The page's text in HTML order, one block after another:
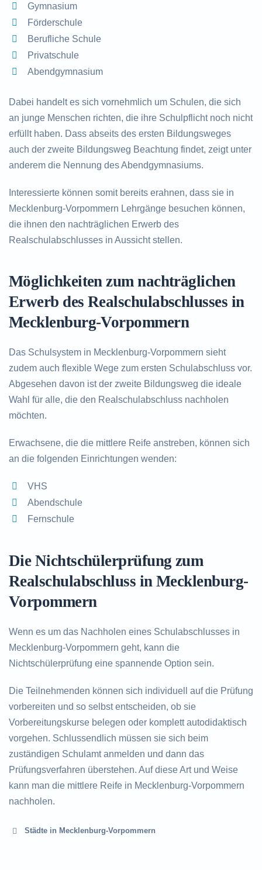
Gymnasium
Förderschule
Berufliche Schule
Privatschule
Abendgymnasium
Dabei handelt es sich vornehmlich um Schulen, die sich
an junge Menschen richten, die ihre Schulpflicht noch nicht
erfüllt haben. Dass abseits des ersten Bildungsweges
auch der zweite Bildungsweg Beachtung findet, zeigt unter
anderem die Nennung des Abendgymnasiums.
Interessierte können somit bereits erahnen, dass sie in
Mecklenburg-Vorpommern Lehrgänge besuchen können,
die ihnen den nachträglichen Erwerb des
Realschulabschlusses in Aussicht stellen.
Möglichkeiten zum nachträglichen
Erwerb des Realschulabschlusses in
Mecklenburg-Vorpommern
Das Schulsystem in Mecklenburg-Vorpommern sieht
zudem auch flexible Wege zum ersten Schulabschluss vor.
Abgesehen davon ist der zweite Bildungsweg die ideale
Wahl für alle, die den Realschulabschluss nachholen
möchten.
Erwachsene, die die mittlere Reife anstreben, können sich
an die folgenden Einrichtungen wenden:
VHS
Abendschule
Fernschule
Die Nichtschülerprüfung zum
Realschulabschluss in Mecklenburg-
Vorpommern
Wenn es um das Nachholen eines Schulabschlusses in
Mecklenburg-Vorpommern geht, kann die
Nichtschülerprüfung eine spannende Option sein.
Die Teilnehmenden können sich individuell auf die Prüfung
vorbereiten und so selbst entscheiden, ob sie
Vorbereitungskurse belegen oder komplett autodidaktisch
vorgehen. Schlussendlich müssen sie sich beim
zuständigen Schulamt anmelden und dann das
Prüfungsverfahren überstehen. Auf diese Art und Weise
kann man die mittlere Reife in Mecklenburg-Vorpommern
nachholen.
Städte in Mecklenburg-Vorpommern